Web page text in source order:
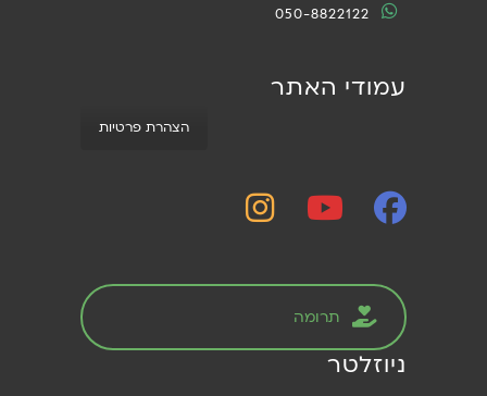
050-8822122
עמודי האתר
הצהרת פרטיות
תרומה
ניוזלטר